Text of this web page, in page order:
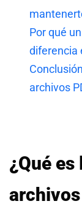
Por qué
diferencia
archivos
¿Qué
archivos